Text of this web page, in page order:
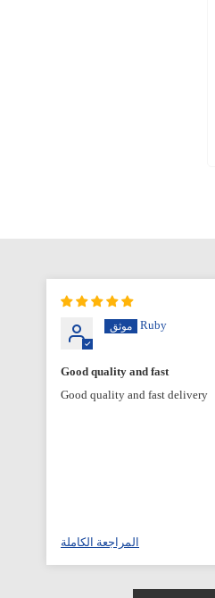
Ruby
Good quality and fast
Good quality and fast delivery
المراجعة الكاملة